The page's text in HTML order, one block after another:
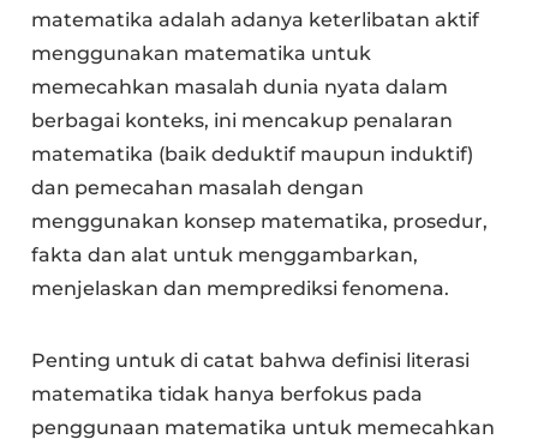
matematika adalah adanya keterlibatan aktif
menggunakan matematika untuk
memecahkan masalah dunia nyata dalam
berbagai konteks, ini mencakup penalaran
matematika (baik deduktif maupun induktif)
dan pemecahan masalah dengan
menggunakan konsep matematika, prosedur,
fakta dan alat untuk menggambarkan,
menjelaskan dan memprediksi fenomena.
Penting untuk di catat bahwa definisi literasi
matematika tidak hanya berfokus pada
penggunaan matematika untuk memecahkan